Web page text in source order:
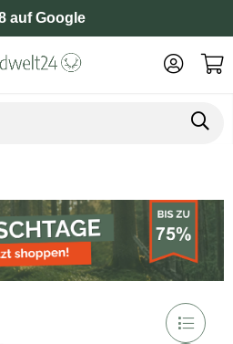
auf Google